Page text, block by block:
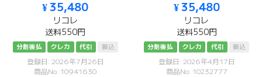
¥ 35,480
リコレ
送料550円
分割後払 クレカ 代引 振込
登録日: 2026年7月26日
商品No: 10941630
¥ 35,480
リコレ
送料550円
分割後払 クレカ 代引 振込
登録日: 2026年4月17日
商品No: 10232777